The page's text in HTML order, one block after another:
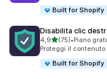
Built for Shopify
Disabilita clic
4,9stelle su 5
(75)
75 recensioni totali
•Piano
Proteggi il
Built for Shopify